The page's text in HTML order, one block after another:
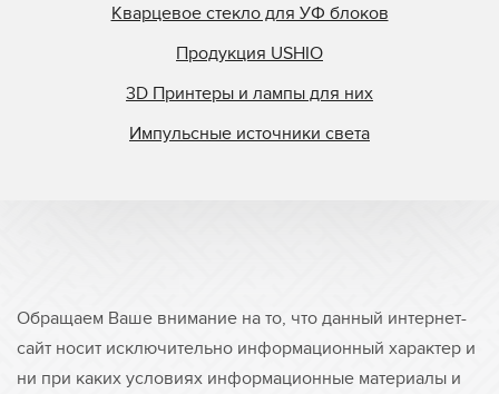
Кварцевое стекло для УФ блоков
Продукция USHIO
3D Принтеры и лампы для них
Импульсные источники света
Обращаем Ваше внимание на то, что данный интернет-
сайт носит исключительно информационный характер и
ни при каких условиях информационные материалы и